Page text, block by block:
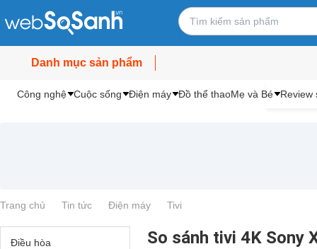
Danh mục sản phẩm
Công nghệ Cuộc sống Điện máy Đồ thể thaoMẹ và Bé Review
Trang chủ Tin tức Điện máy Tivi
Điều hòa
So sánh tivi 4K Sony